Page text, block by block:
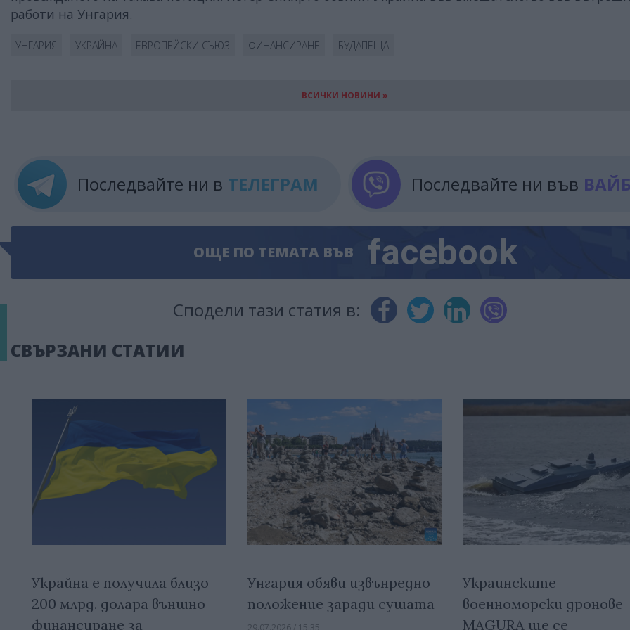
работи на Унгария.
УНГАРИЯ УКРАЙНА ЕВРОПЕЙСКИ СЪЮЗ ФИНАНСИРАНЕ БУДАПЕЩА
ВСИЧКИ НОВИНИ »
Последвайте ни в ТЕЛЕГРАМ Последвайте ни във
ОЩЕ ПО ТЕМАТА ВЪВ facebook
Сподели тази статия в:
СВЪРЗАНИ СТАТИИ
Украйна е получила близо
200 млрд. долара външно
финансиране за
Унгария обяви извънредно
положение заради сушата
29.07.2026 / 15:35
Украинските
военноморски дронове
MAGURA ще се